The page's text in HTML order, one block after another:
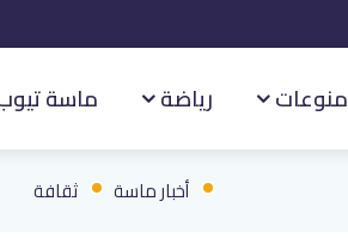
منوعات رياضة ماسة
أخبار ماسة ثقافة